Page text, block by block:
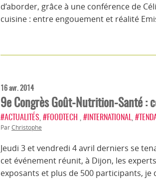
d’aborder, grâce à une conférence de
cuisine : entre engouement et réalité
16 avr. 2014
9e Congrès Goût-Nutrition-Santé :
#ACTUALITÉS #FOODTECH #INTERNATIONAL
ParChristophe
Jeudi 3 et vendredi 4 avril derniers se
cet événement réunit, à Dijon, les
exposants et plus de 500 participants,